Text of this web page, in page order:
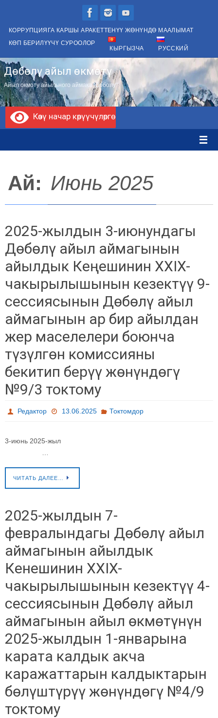
content
КОРРУПЦИЯГА КАРШЫ АРАКЕТТЕНҮҮ ЖӨНҮНДӨ МААЛЫМАТ
КӨП БЕРИЛҮҮЧҮ СУРООЛОР
КЫРГЫЗЧА РУССКИЙ
Дөбөлү айыл өкмөтү
Айыл окмоту айыльного аймака "Доболу"
Көзү начар көрүүчүлөргө
Ай: Июнь 2025
2025-жылдын 3-июнундагы
Дөбөлү айыл аймагынын
айылдык Кеңешинин XXIX-
чакырылышынын кезектүү 9-
сессиясынын Дөбөлү айыл
аймагынын ар бир айылдан
жер маселелери боюнча
түзүлгөн комиссияны
бекитип берүү жөнүндөгү
№9/3 токтому
Редактор 13.06.2025 Токтомдор
3-июнь 2025-жыл
…
ЧИТАТЬ ДАЛЕЕ…
2025-жылдын 7-
февралындагы Дөбөлү айыл
аймагынын айылдык
Кенешинин XXIX-
чакырылышынын кезектүү 4-
сессиясынын Дөбөлү айыл
аймагынын айыл өкмөтүнүн
2025-жылдын 1-январына
карата калдык акча
каражаттарын калдыктарын
бөлүштүрүү жөнүндөгү №4/9
токтому